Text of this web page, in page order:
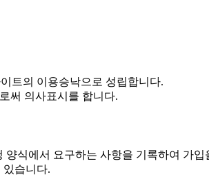
트의 이용승낙으로 성립합니다.
써 의사표시를 합니다.
식에서 요구하는 사항을 기록하여 가
있습니다.